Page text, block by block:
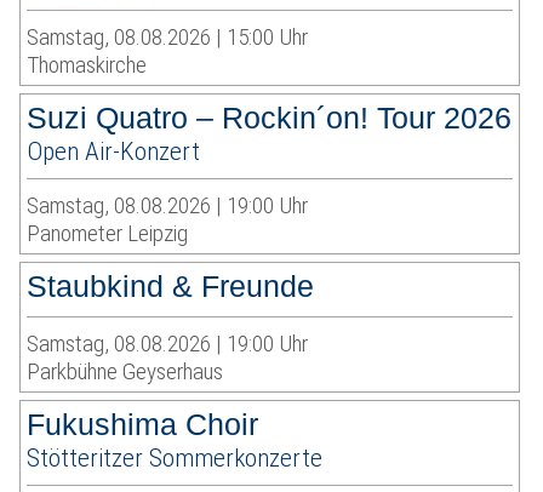
Samstag, 08.08.2026 | 15:00 Uhr
Thomaskirche
Suzi Quatro – Rockin´on! Tour 2026
Open Air-Konzert
Samstag, 08.08.2026 | 19:00 Uhr
Panometer Leipzig
Staubkind & Freunde
Samstag, 08.08.2026 | 19:00 Uhr
Parkbühne Geyserhaus
Fukushima Choir
Stötteritzer Sommerkonzerte